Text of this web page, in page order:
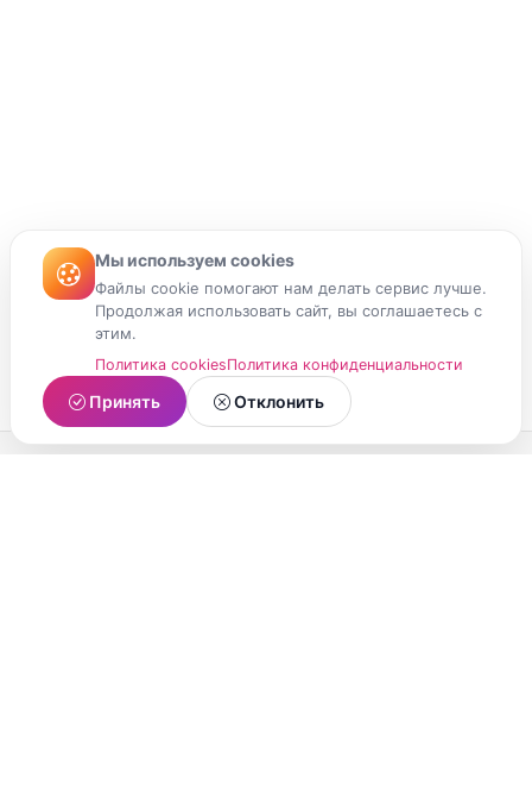
Мы используем cookies
Файлы cookie помогают нам делать сервис лучше.
Продолжая использовать сайт, вы соглашаетесь с
этим.
Политика cookiesПолитика конфиденциальности
Принять Отклонить